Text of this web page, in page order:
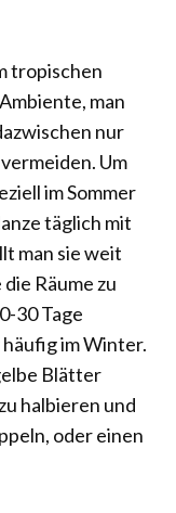
tropischen
man
nur
Um
im Sommer
täglich mit
man sie weit
Räume zu
30 Tage
im Winter.
Blätter
halbieren und
oder einen